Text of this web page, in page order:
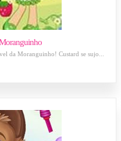
da Moranguinho! Custard se sujo...